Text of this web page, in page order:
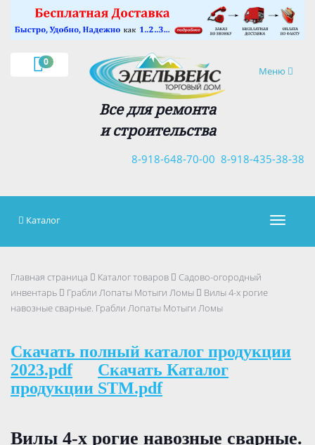
0
Навигация
Меню
Все для ремонта
и строительства
8-918-435-38-38
8-918-648-70-00
×
Каталог
Главная страница Каталог товаров
Садово-огородный
инвентарь
Грабли Лопаты Мотыги Ломы
Вилы 4-х рогие
навозные сварные. Грабли Лопаты Мотыги Ломы
Скачать полный каталог продукции
2023.pdf
Скачать Каталог
продукции STM.pdf
Вилы 4-х рогие навозные сварные.